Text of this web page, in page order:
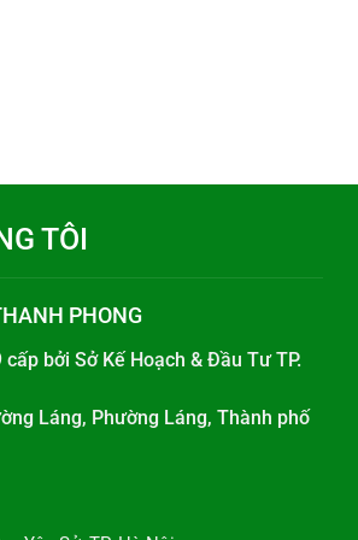
TÔI
PHONG
cấp bởi Sở Kế Hoạch & Đầu Tư TP.
Láng, Phường Láng, Thành phố